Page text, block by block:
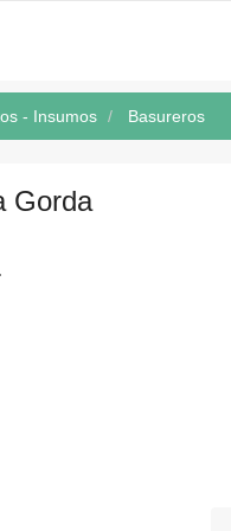
- Insumos Basureros
Gorda